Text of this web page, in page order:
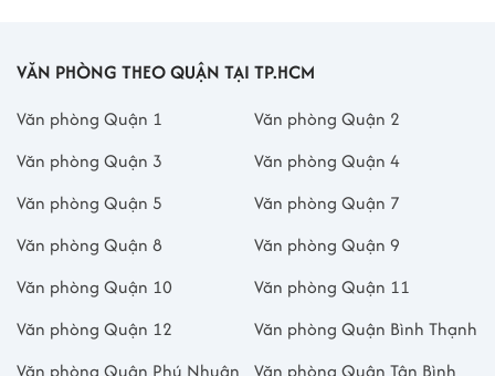
VĂN PHÒNG THEO QUẬN TẠI TP.HCM
Văn phòng Quận 1
Văn phòng Quận 2
Văn phòng Quận 3
Văn phòng Quận 4
Văn phòng Quận 5
Văn phòng Quận 7
Văn phòng Quận 8
Văn phòng Quận 9
Văn phòng Quận 10
Văn phòng Quận 11
Văn phòng Quận 12
Văn phòng Quận Bình Thạnh